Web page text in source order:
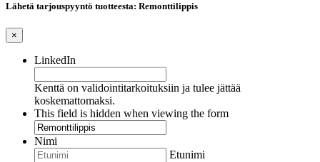
Lähetä tarjouspyyntö tuotteesta: Remonttilippis
×
LinkedIn
Kenttä on validointitarkoituksiin ja tulee jättää
koskemattomaksi.
This field is hidden when viewing the form
Nimi
Etunimi